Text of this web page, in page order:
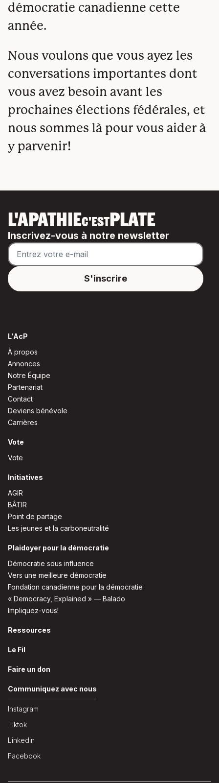
démocratie canadienne cette
année.
Nous voulons que vous ayez les
conversations importantes dont
vous avez besoin avant les
prochaines élections fédérales, et
nous sommes là pour vous aider à
y parvenir!
L'APATHIEC'ESTPLATE
Inscrivez-vous à notre newsletter
L'AcP
À propos
Annonces
Notre Équipe
Partenariat
Contact
Deviens bénévole
Carrières
Vote
Vote
Initiatives
AGIR
BÂTIR
Point de partage
Les jeunes et la carboneutralité
Plaidoyer pour la démocratie
Démocratie sous influence
Vers une meilleure démocratie
Fondation canadienne pour la démocratie
« Democracy, Explained » — Balado
Impliquez-vous!
Ressources
Le Fil
Faire un don
Communiquez avec nous
Instagram
Tiktok
Linkedin
Facebook